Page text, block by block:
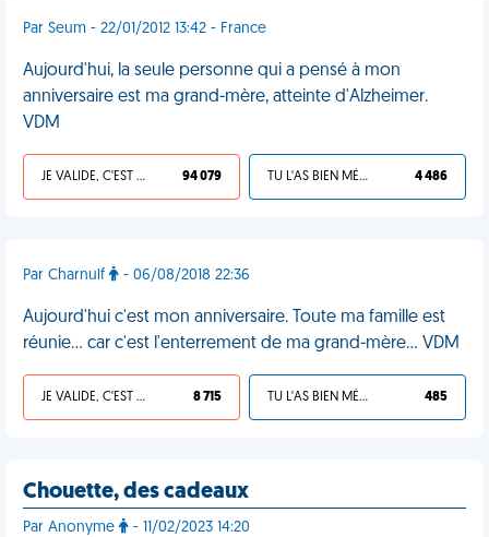
Par Seum - 22/01/2012 13:42 - France
Aujourd'hui, la seule personne qui a pensé à mon
anniversaire est ma grand-mère, atteinte d'Alzheimer.
VDM
JE VALIDE, C'EST UNE VDM 94 079 TU L'AS BIEN MÉRITÉ 4 486
Par Charnulf - 06/08/2018 22:36
Aujourd'hui c'est mon anniversaire. Toute ma famille est
réunie... car c'est l'enterrement de ma grand-mère... VDM
JE VALIDE, C'EST UNE VDM 8 715 TU L'AS BIEN MÉRITÉ 485
Chouette, des cadeaux
Par Anonyme - 11/02/2023 14:20